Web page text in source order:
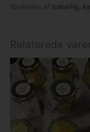
forskellen af naturlig,
Relaterede